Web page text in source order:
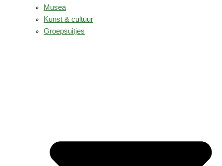
Musea
Kunst & cultuur
Groepsuitjes